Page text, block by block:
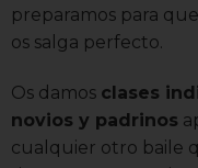
preparamos para
os salga perfecto.
Os damos clases
novios y padrinos
cualquier otro baile